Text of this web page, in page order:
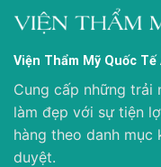
Viện Thẩm Mỹ Quốc Tế
Cung cấp những trải
làm đẹp với sự tiện
hàng theo danh mục
duyệt.